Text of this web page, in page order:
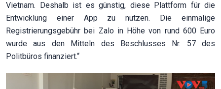
Vietnam. Deshalb ist es günstig, diese Plattform für die
Entwicklung einer App zu nutzen. Die einmalige
Registrierungsgebühr bei Zalo in Höhe von rund 600 Euro
wurde aus den Mitteln des Beschlusses Nr. 57 des
Politbüros finanziert.“